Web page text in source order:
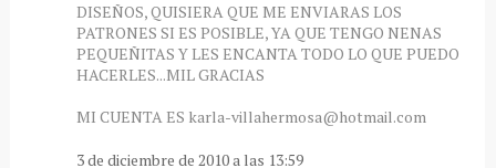
DISEÑOS, QUISIERA QUE ME ENVIARAS LOS
PATRONES SI ES POSIBLE, YA QUE TENGO NENAS
PEQUEÑITAS Y LES ENCANTA TODO LO QUE PUEDO
HACERLES...MIL GRACIAS
MI CUENTA ES karla-villahermosa@hotmail.com
3 de diciembre de 2010 a las 13:59